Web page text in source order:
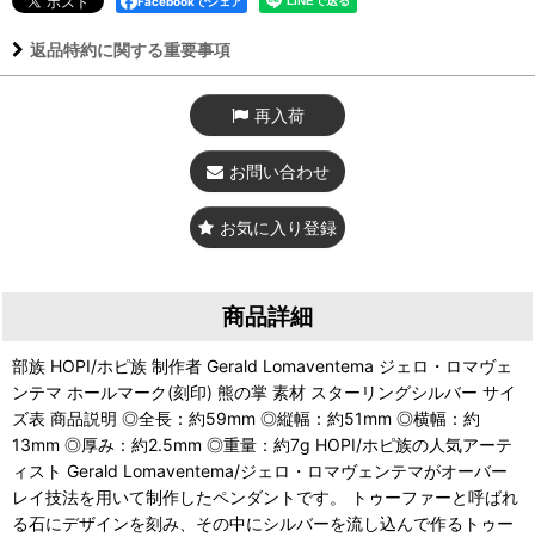
返品特約に関する重要事項
再入荷
お問い合わせ
お気に入り登録
商品詳細
部族 HOPI/ホピ族 制作者 Gerald Lomaventema ジェロ・ロマヴェ
ンテマ ホールマーク(刻印) 熊の掌 素材 スターリングシルバー サイ
ズ表 商品説明 ◎全長：約59mm ◎縦幅：約51mm ◎横幅：約
13mm ◎厚み：約2.5mm ◎重量：約7g HOPI/ホピ族の人気アーテ
ィスト Gerald Lomaventema/ジェロ・ロマヴェンテマがオーバー
レイ技法を用いて制作したペンダントです。 トゥーファーと呼ばれ
る石にデザインを刻み、その中にシルバーを流し込んで作るトゥー